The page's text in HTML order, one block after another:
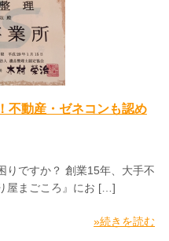
動産・ゼネコンも認め
りですか？ 創業15年、大手不
屋まごころ』にお […]
»続きを読む